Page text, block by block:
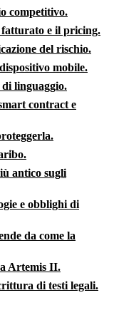
competitivo.
fatturato e il pricing.
del rischio.
mobile.
linguaggio.
contract e
antico sugli
e obblighi di
da come la
Artemis II.
di testi legali.